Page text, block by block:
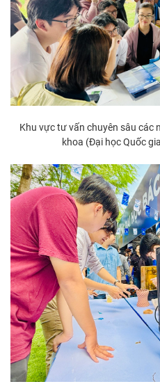
Khu vực tư vấn chuyên sâu các
khoa (Đại học Quốc